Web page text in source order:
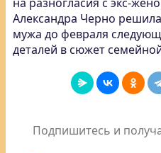
Александра Черно
мужа до февраля
деталей в сюжет
Подпишитесь и